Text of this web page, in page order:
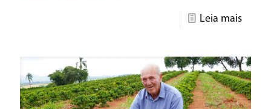
Leia mais